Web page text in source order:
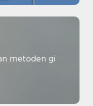
metoden gi